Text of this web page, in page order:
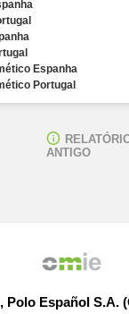
Espanha
Portugal
ANTIGO
Polo Español S.A.